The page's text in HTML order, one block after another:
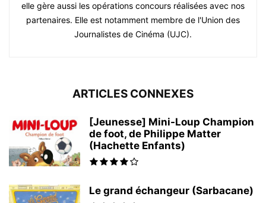
elle gère aussi les opérations concours réalisées avec nos
partenaires. Elle est notamment membre de l'Union des
Journalistes de Cinéma (UJC).
ARTICLES CONNEXES
[Jeunesse] Mini-Loup Champion
de foot, de Philippe Matter
(Hachette Enfants)
Le grand échangeur (Sarbacane)